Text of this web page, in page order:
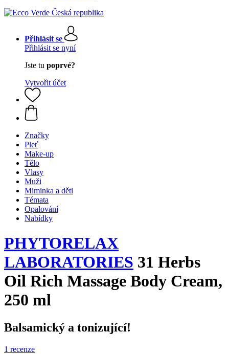
Přihlásit se
Přihlásit se nyní
Jste tu poprvé?
Vytvořit účet
Značky
Pleť
Make-up
Tělo
Vlasy
Muži
Miminka a děti
Témata
Opalování
Nabídky
PHYTORELAX
LABORATORIES 31 Herbs
Oil Rich Massage Body Cream,
250 ml
Balsamický a tonizující!
1 recenze